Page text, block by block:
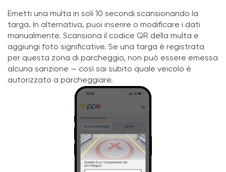
Emetti una multa in soli 10 secondi scansionando la
targa. In alternativa, puoi inserire o modificare i dati
manualmente. Scansiona il codice QR della multa e
aggiungi foto significative. Se una targa è registrata
per questa zona di parcheggio, non può essere emessa
alcuna sanzione — così sai subito quale veicolo è
autorizzato a parcheggiare.